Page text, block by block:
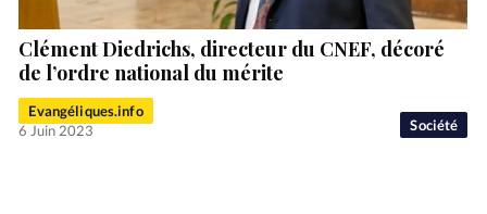
Société
Clément Diedrichs, directeur du CNEF, décoré
de l’ordre national du mérite
Evangéliques.info
6 Juin 2023